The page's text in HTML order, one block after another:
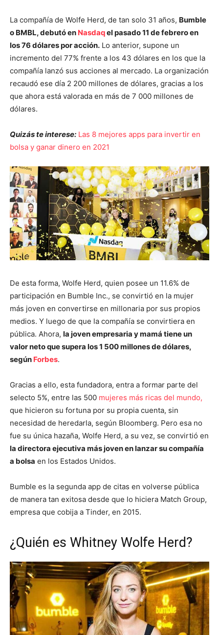
La compañía de Wolfe Herd, de tan solo 31 años, Bumble
o BMBL, debutó en Nasdaqel pasado 11 de febrero en
los 76 dólares por acción. Lo anterior, supone un
incremento del 77% frente a los 43 dólares en los que la
compañía lanzó sus acciones al mercado. La organización
recaudó ese día 2 200 millones de dólares, gracias a los
que ahora está valorada en más de 7 000 millones de
dólares.
Quizás te interese: Las 8 mejores apps para invertir en
bolsa y ganar dinero en 2021
De esta forma, Wolfe Herd, quien posee un 11.6% de
participación en Bumble Inc., se convirtió en la mujer
más joven en convertirse en millonaria por sus propios
medios. Y luego de que la compañía se convirtiera en
pública. Ahora, la joven empresaria y mamá tiene un
valor neto que supera los 1 500 millones de dólares,
según Forbes.
Gracias a ello, esta fundadora, entra a formar parte del
selecto 5%, entre las 500 mujeres más ricas del mundo,
que hicieron su fortuna por su propia cuenta, sin
necesidad de heredarla, según Bloomberg. Pero esa no
fue su única hazaña, Wolfe Herd, a su vez, se convirtió en
la directora ejecutiva más joven en lanzar su compañía
a bolsa en los Estados Unidos.
Bumble es la segunda app de citas en volverse pública
de manera tan exitosa desde que lo hiciera Match Group,
empresa que cobija a Tinder, en 2015.
¿Quién es Whitney Wolfe Herd?